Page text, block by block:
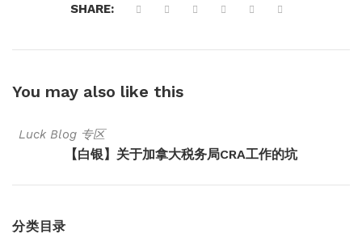
SHARE:
You may also like this
Luck Blog 专区
【白银】关于加拿大税务局CRA工作的坑
分类目录